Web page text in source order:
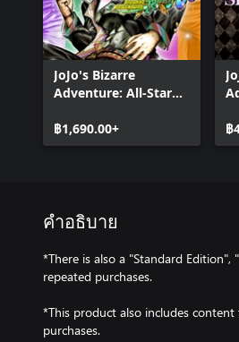
JoJo's Bizarre
Adventure: All-Star
฿1,690.00+
2
฿
คำอธิบาย
*There is also a "Standard
repeated purchases.
*This product also includes
purchases.